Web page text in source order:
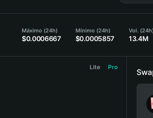
Máximo (24h)
$0.0006667
Mínimo (24h)
$0.0005857
Vol.
13.4M
Lite Pro